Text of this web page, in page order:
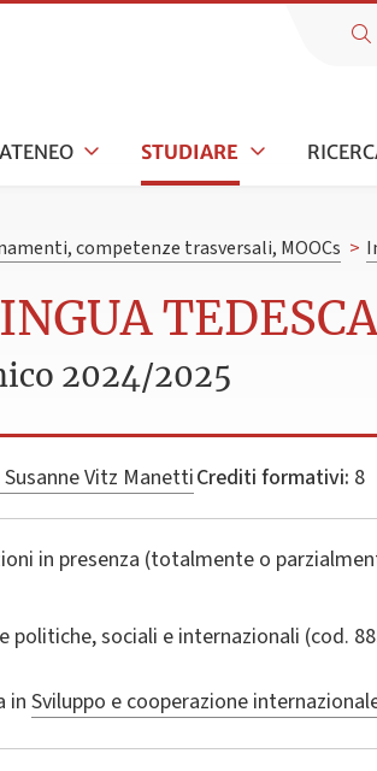
ATENEO STUDIARE
competenze trasversali, MOOCs >
2024/2025
Vitz ManettiCrediti formativi: 8
in presenza (totalmente o
politiche, sociali e internazionali (cod.
in Sviluppo e cooperazione